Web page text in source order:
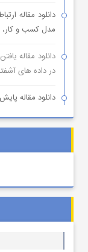
دانلود مقاله
مدل کسب و کار،
دانلود مقاله
در داده های آشفته
دانلود مقاله